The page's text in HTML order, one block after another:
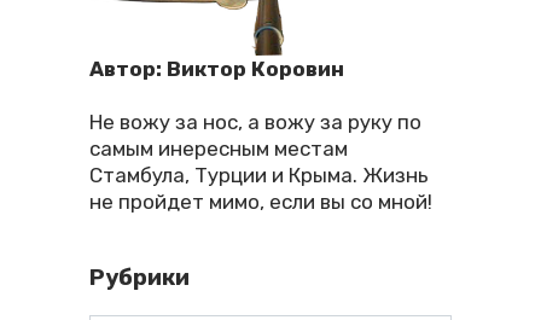
Автор: Виктор Коровин
Не вожу за нос, а вожу за руку по
самым инересным местам
Стамбула, Турции и Крыма. Жизнь
не пройдет мимо, если вы со мной!
Рубрики